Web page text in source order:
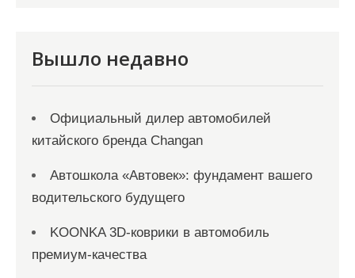
м
Вышло недавно
Официальный дилер автомобилей
китайского бренда Changan
Автошкола «Автовек»: фундамент вашего
водительского будущего
KOONKA 3D-коврики в автомобиль
премиум-качества